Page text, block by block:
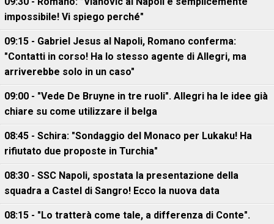
impossibile! Vi spiego perché"
09:15 - Gabriel Jesus al Napoli, Romano conferma:
"Contatti in corso! Ha lo stesso agente di Allegri, ma
arriverebbe solo in un caso"
09:00 - "Vede De Bruyne in tre ruoli". Allegri ha le idee già
chiare su come utilizzare il belga
08:45 - Schira: "Sondaggio del Monaco per Lukaku! Ha
rifiutato due proposte in Turchia"
08:30 - SSC Napoli, spostata la presentazione della
squadra a Castel di Sangro! Ecco la nuova data
08:15 - "Lo tratterà come tale, a differenza di Conte".